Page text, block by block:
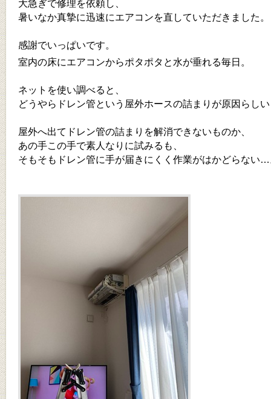
大急ぎで修理を依頼し、
暑いなか真摯に迅速にエアコンを直していただきました。
感謝でいっぱいです。
室内の床にエアコンからポタポタと水が垂れる毎日。
ネットを使い調べると、
どうやらドレン管という屋外ホースの詰まりが原因らし
屋外へ出てドレン管の詰まりを解消できないものか、
あの手この手で素人なりに試みるも、
そもそもドレン管に手が届きにくく作業がはかどらない